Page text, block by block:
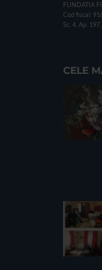
FUNDATIA
Cod fiscal:
Sc. 4, Ap.
CELE